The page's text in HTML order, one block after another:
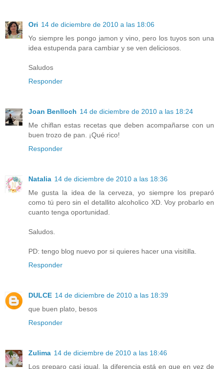
Ori 14 de diciembre de 2010 a las 18:06
Yo siempre les pongo jamon y vino, pero los tuyos son una
idea estupenda para cambiar y se ven deliciosos.
Saludos
Responder
Joan Benlloch 14 de diciembre de 2010 a las 18:24
Me chiflan estas recetas que deben acompañarse con un
buen trozo de pan. ¡Qué rico!
Responder
Natalia 14 de diciembre de 2010 a las 18:36
Me gusta la idea de la cerveza, yo siempre los preparó
como tú pero sin el detallito alcoholico XD. Voy probarlo en
cuanto tenga oportunidad.
Saludos.
PD: tengo blog nuevo por si quieres hacer una visitilla.
Responder
DULCE 14 de diciembre de 2010 a las 18:39
que buen plato, besos
Responder
Zulima 14 de diciembre de 2010 a las 18:46
Los preparo casi igual, la diferencia está en que en vez de